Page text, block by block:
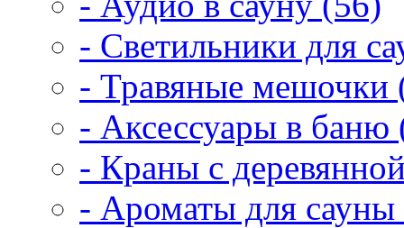
- Светильники для
- Травяные мешочки
- Аксессуары в баню
- Краны с
- Ароматы для